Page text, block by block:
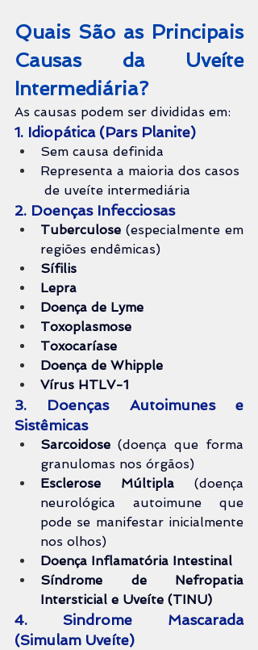
Quais São as Principais
Causas da Uveíte
Intermediária?
As causas podem ser divididas em:
1. Idiopática (Pars Planite)
Sem causa definida
Representa a maioria dos casos
de uveíte intermediária
2. Doenças Infecciosas
Tuberculose (especialmente em
regiões endêmicas)
Sífilis
Lepra
Doença de Lyme
Toxoplasmose
Toxocaríase
Doença de Whipple
Vírus HTLV-1
3. Doenças Autoimunes e
Sistêmicas
Sarcoidose (doença que forma
granulomas nos órgãos)
Esclerose Múltipla (doença
neurológica autoimune que
pode se manifestar inicialmente
nos olhos)
Doença Inflamatória Intestinal
Síndrome de Nefropatia
Intersticial e Uveíte (TINU)
4. Sindrome Mascarada
(Simulam Uveíte)